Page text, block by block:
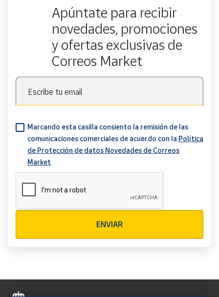
Apúntate para recibir
novedades, promociones
y ofertas exclusivas de
Correos Market
Escribe tu email
Marcando esta casilla consiento la remisión de las
comunicaciones comerciales de acuerdo con la Política
de Protección de datos Novedades de Correos
Market
ENVIAR